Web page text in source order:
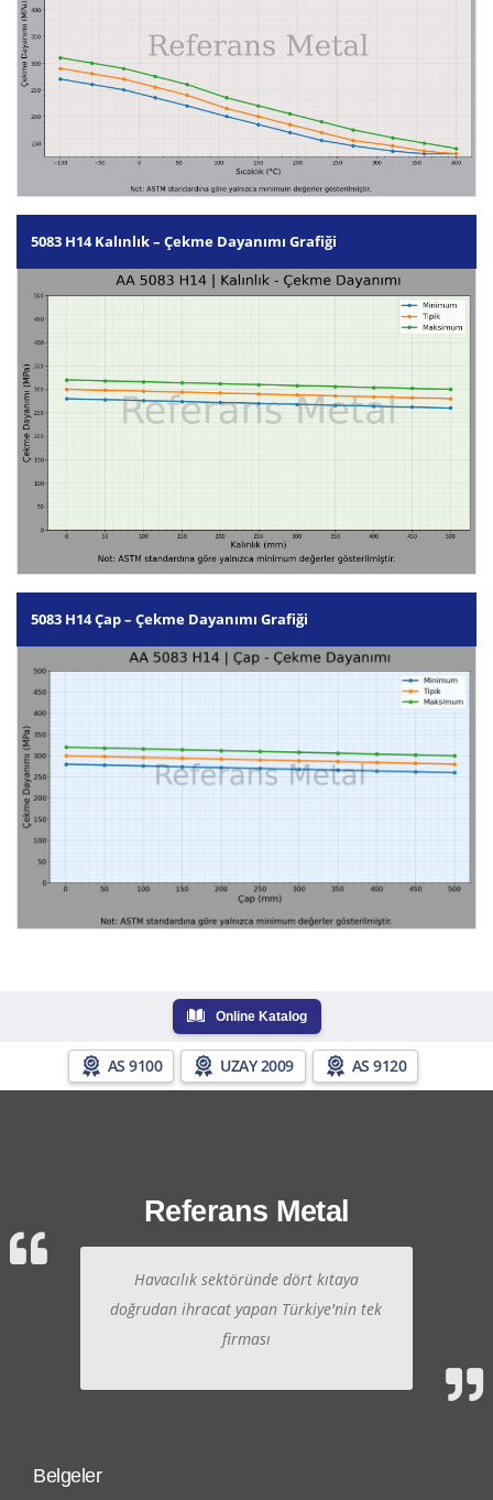
5083 H14 Kalınlık – Çekme Dayanımı Grafiği
5083 H14 Çap – Çekme Dayanımı Grafiği
Online Katalog
AS 9100 UZAY 2009 AS 9120
Referans Metal
Havacılık sektöründe dört kıtaya
doğrudan ihracat yapan Türkiye'nin tek
firması
Belgeler